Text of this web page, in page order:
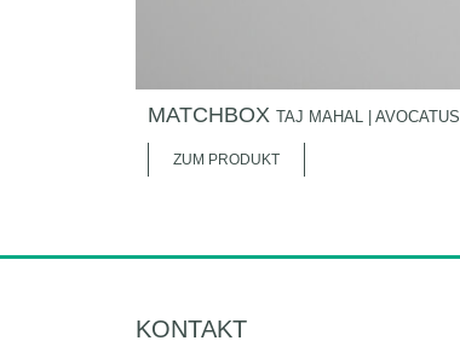
MATCHBOX TAJ MAHAL | AVOCATUS
ZUM PRODUKT
KONTAKT